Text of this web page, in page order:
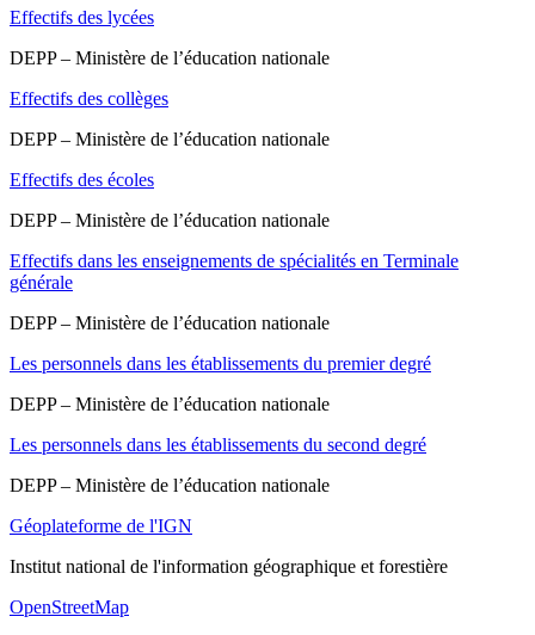
Effectifs des lycées
DEPP – Ministère de l’éducation nationale
Effectifs des collèges
DEPP – Ministère de l’éducation nationale
Effectifs des écoles
DEPP – Ministère de l’éducation nationale
Effectifs dans les enseignements de spécialités en Terminale
générale
DEPP – Ministère de l’éducation nationale
Les personnels dans les établissements du premier degré
DEPP – Ministère de l’éducation nationale
Les personnels dans les établissements du second degré
DEPP – Ministère de l’éducation nationale
Géoplateforme de l'IGN
Institut national de l'information géographique et forestière
OpenStreetMap